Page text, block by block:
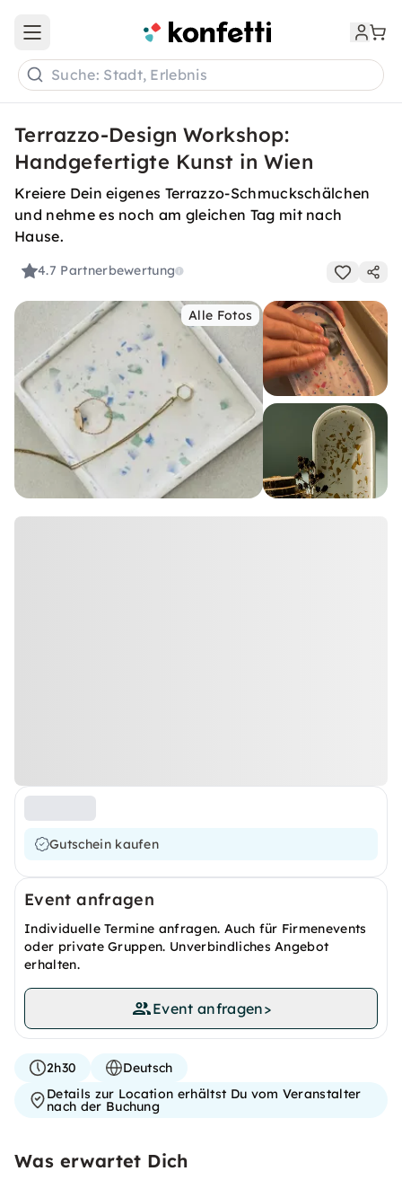
Open main menu
Suche: Stadt, Erlebnis
Terrazzo-Design Workshop:
Handgefertigte Kunst in Wien
Kreiere Dein eigenes Terrazzo-Schmuckschälchen
und nehme es noch am gleichen Tag mit nach
Hause.
4.7 Partnerbewertung
Alle Fotos
Gutschein kaufen
Event anfragen
Individuelle Termine anfragen. Auch für Firmenevents
oder private Gruppen. Unverbindliches Angebot
erhalten.
Event anfragen>
2h30
Deutsch
Details zur Location erhältst Du vom Veranstalter
nach der Buchung
Was erwartet Dich